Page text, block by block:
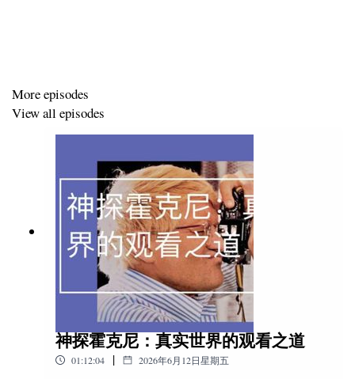
03:00罗颖的第一感受：第三次看威尼斯，认为主题展令
人失望，视觉上混乱、作品与阐释有割裂感。
斯，认为本届“小调”与过去宏大叙事形成反差。
策展结构与政治态度：讨论非洲裔与非洲本地艺术
家比例、没有中国艺术家和意大利艺术家的选择。
诗歌化的观看节奏：章节导览改为诗歌文本，蓝色
挂幕与文字营造更安静、舒适的观看方式。
策展中最兴奋的部分：巢佳幸谈策展人与艺术家、
思想者、社区之间长期形成的情感与知识联系。
“学校”作为方法：讨论七个不同地区的学校项目，
以及艺术创作如何与社区和创造性思维共同工作。
More episodes
View all episodes
神探霍克尼：真实世界的观看之道
01:12:04 | 2026年6月12日星期五